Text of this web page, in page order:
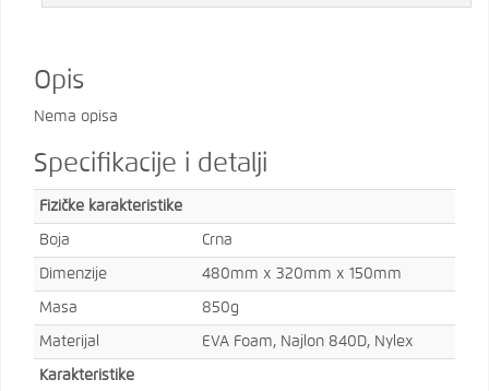
Opis
Nema opisa
Specifikacije i detalji
Fizičke karakteristike
Boja Crna
Dimenzije 480mm x 320mm x 150mm
Masa 850g
Materijal EVA Foam, Najlon 840D, Nylex
Karakteristike